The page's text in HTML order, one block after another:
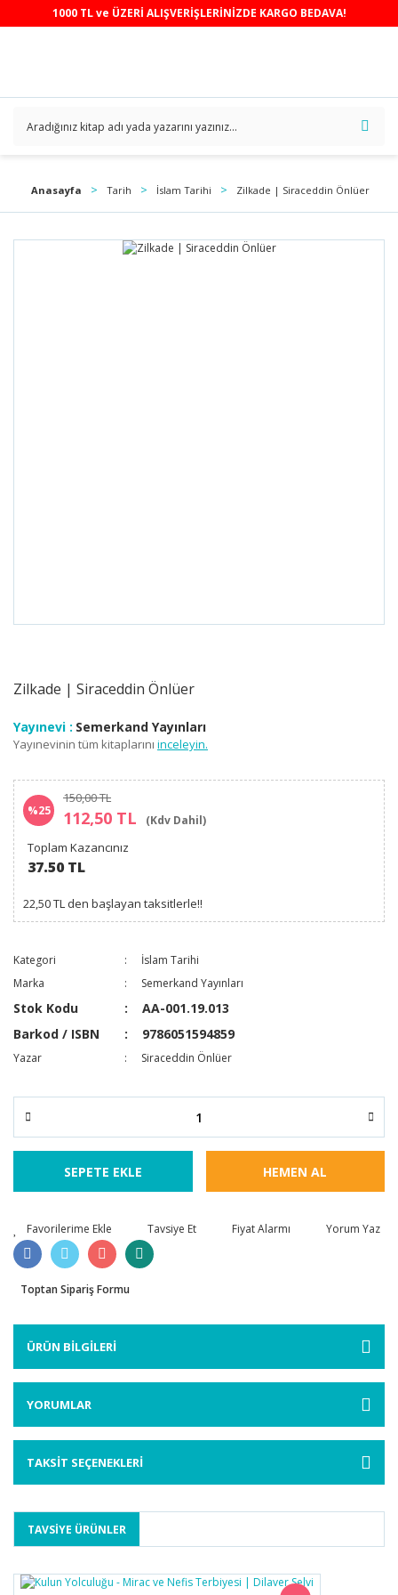
1000 TL ve ÜZERİ ALIŞVERİŞLERİNİZDE KARGO BEDAVA!
Anasayfa Tarih İslam Tarihi Zilkade | Siraceddin Önlüer
Zilkade | Siraceddin Önlüer
Yayınevi : Semerkand Yayınları
Yayınevinin tüm kitaplarını inceleyin.
%25
150,00 TL
112,50 TL (Kdv Dahil)
Toplam Kazancınız
37.50 TL
22,50 TL den başlayan taksitlerle!!
Kategori
İslam Tarihi
Marka
Semerkand Yayınları
Stok Kodu
AA-001.19.013
Barkod / ISBN
9786051594859
Yazar Siraceddin Önlüer
SEPETE EKLE HEMEN AL
Tavsiye Et Fiyat Alarmı Yorum Yaz
Toptan Sipariş Formu
ÜRÜN BİLGİLERİ
YORUMLAR
TAKSİT SEÇENEKLERİ
TAVSİYE ÜRÜNLER